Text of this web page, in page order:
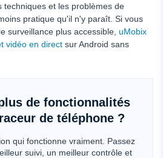
techniques et les problèmes de
pratique qu'il n'y paraît. Si vous
surveillance plus accessible, uMobix
vidéo en direct sur Android sans
de fonctionnalités
de téléphone ?
qui fonctionne vraiment. Passez
suivi, un meilleur contrôle et